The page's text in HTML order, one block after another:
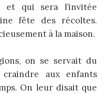
et qui sera l’invitée
fête des récoltes.
à la maison.
on se servait du
aux enfants
On leur disait que